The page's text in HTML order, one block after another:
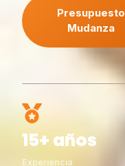
Presupuesto
Mudanza
15+ años
Experiencia